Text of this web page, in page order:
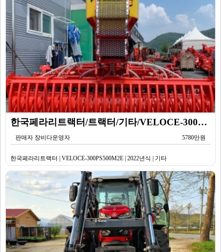
한국페라리트랙터/트랙터/기타/VELOCE-300PS500M2E/2022년식
판매자 장비다운영자 5780만원
한국페라리트랙터 | VELOCE-300PS500M2E | 2022년식 | 기타